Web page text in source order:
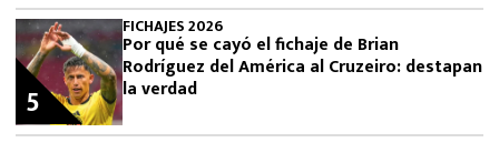
FICHAJES 2026
Por qué se cayó el fichaje de Brian
Rodríguez del América al Cruzeiro: destapan
la verdad
5